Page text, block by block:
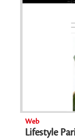
Web
Lifestyle